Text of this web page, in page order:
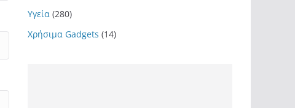
Υγεία (280)
Χρήσιμα Gadgets (14)